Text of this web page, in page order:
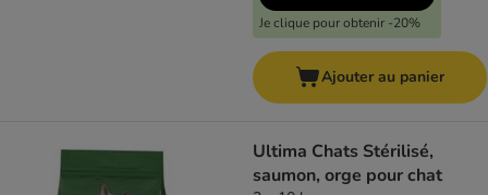
Je clique pour obtenir -20%
Ajouter au panier
Ultima Chats Stérilisé,
saumon, orge pour chat